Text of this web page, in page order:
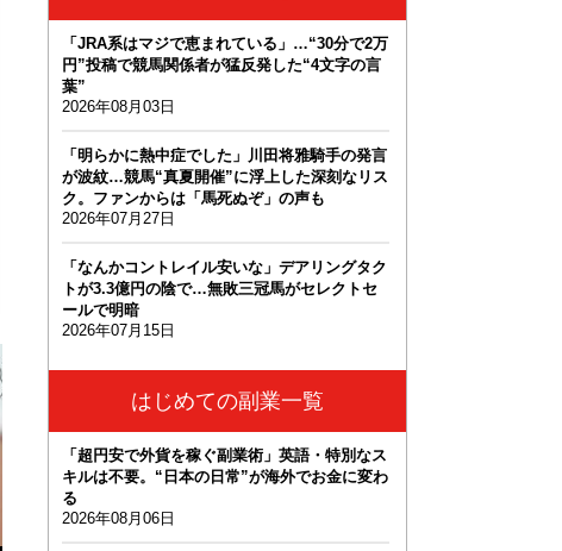
「JRA系はマジで恵まれている」…“30分で2万
円”投稿で競馬関係者が猛反発した“4文字の言
葉”
2026年08月03日
「明らかに熱中症でした」川田将雅騎手の発言
が波紋…競馬“真夏開催”に浮上した深刻なリス
ク。ファンからは「馬死ぬぞ」の声も
2026年07月27日
「なんかコントレイル安いな」デアリングタク
トが3.3億円の陰で…無敗三冠馬がセレクトセ
ールで明暗
2026年07月15日
はじめての副業一覧
「超円安で外貨を稼ぐ副業術」英語・特別なス
キルは不要。“日本の日常”が海外でお金に変わ
る
2026年08月06日